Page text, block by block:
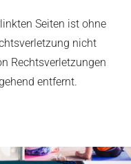
Seiten ist ohne
nicht
Rechtsverletzungen
entfernt.